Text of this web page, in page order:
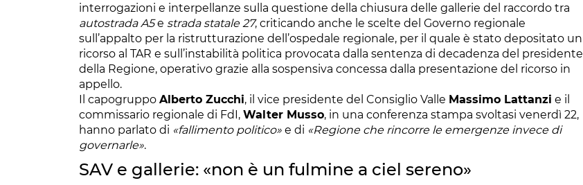
interrogazioni e interpellanze sulla questione della chiusura delle gallerie del raccordo tra
autostrada A5e strada statale 27, criticando anche le scelte del Governo regionale
sull’appalto per la ristrutturazione dell’ospedale regionale, per il quale è stato depositato un
ricorso al TAR e sull’instabilità politica provocata dalla sentenza di decadenza del presidente
della Regione, operativo grazie alla sospensiva concessa dalla presentazione del ricorso in
appello.
Il capogruppo Alberto Zucchi, il vice presidente del Consiglio Valle Massimo Lattanzi e il
commissario regionale di FdI, Walter Musso, in una conferenza stampa svoltasi venerdì 22,
hanno parlato di «fallimento politico» e di «Regione che rincorre le emergenze invece di
governarle».
SAV e gallerie: «non è un fulmine a ciel sereno»